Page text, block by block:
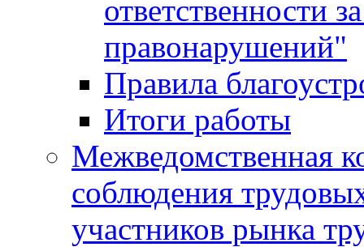
ответственности
правонарушений"
Правила
Итоги работы
Межведомственная
соблюдения
участников рынка